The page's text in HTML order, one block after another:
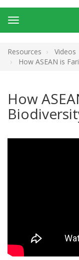
Toggle
navigation
Resources
Videos
How ASEAN is
How